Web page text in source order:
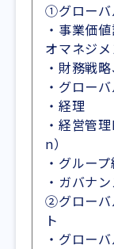
①グローバ
・事業価
オマネジ
・財務戦
・グロー
・経理
・経営管
n）
・グルー
・ガバナ
②グローバ
ト
・グロー